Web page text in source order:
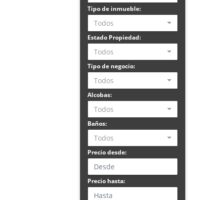
Tipo de inmueble:
Todos
Estado Propiedad:
Todos
Tipo de negocio:
Todos
Alcobas:
Todos
Baños:
Todos
Precio desde:
Precio hasta: